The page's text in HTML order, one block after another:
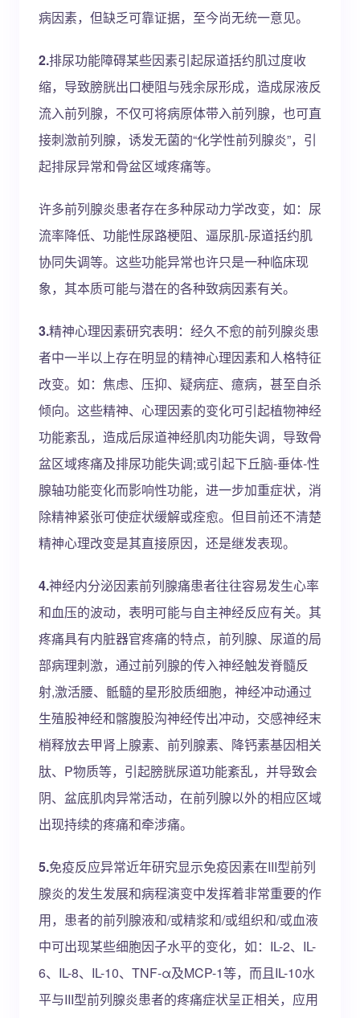
病因素，但缺乏可靠证据，至今尚无统一意见。
2.排尿功能障碍某些因素引起尿道括约肌过度收
缩，导致膀胱出口梗阻与残余尿形成，造成尿液反
流入前列腺，不仅可将病原体带入前列腺，也可直
接刺激前列腺，诱发无菌的“化学性前列腺炎”，引
起排尿异常和骨盆区域疼痛等。
许多前列腺炎患者存在多种尿动力学改变，如：尿
流率降低、功能性尿路梗阻、逼尿肌-尿道括约肌
协同失调等。这些功能异常也许只是一种临床现
象，其本质可能与潜在的各种致病因素有关。
3.精神心理因素研究表明：经久不愈的前列腺炎患
者中一半以上存在明显的精神心理因素和人格特征
改变。如：焦虑、压抑、疑病症、癔病，甚至自杀
倾向。这些精神、心理因素的变化可引起植物神经
功能紊乱，造成后尿道神经肌肉功能失调，导致骨
盆区域疼痛及排尿功能失调;或引起下丘脑-垂体-性
腺轴功能变化而影响性功能，进一步加重症状，消
除精神紧张可使症状缓解或痊愈。但目前还不清楚
精神心理改变是其直接原因，还是继发表现。
4.神经内分泌因素前列腺痛患者往往容易发生心率
和血压的波动，表明可能与自主神经反应有关。其
疼痛具有内脏器官疼痛的特点，前列腺、尿道的局
部病理刺激，通过前列腺的传入神经触发脊髓反
射,激活腰、骶髓的星形胶质细胞，神经冲动通过
生殖股神经和髂腹股沟神经传出冲动，交感神经末
梢释放去甲肾上腺素、前列腺素、降钙素基因相关
肽、P物质等，引起膀胱尿道功能紊乱，并导致会
阴、盆底肌肉异常活动，在前列腺以外的相应区域
出现持续的疼痛和牵涉痛。
5.免疫反应异常近年研究显示免疫因素在III型前列
腺炎的发生发展和病程演变中发挥着非常重要的作
用，患者的前列腺液和/或精浆和/或组织和/或血液
中可出现某些细胞因子水平的变化，如：IL-2、IL-
6、IL-8、IL-10、TNF-α及MCP-1等，而且IL-10水
平与III型前列腺炎患者的疼痛症状呈正相关，应用